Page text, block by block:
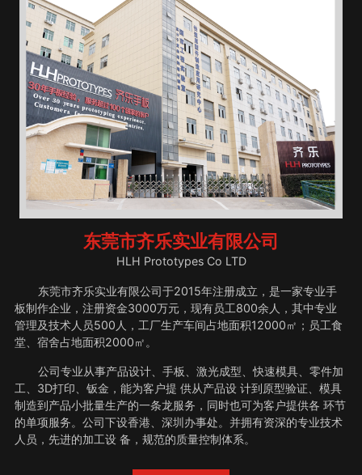
东莞市齐乐实业有限公司
HLH Prototypes Co LTD
东莞市齐乐实业有限公司于2015年注册成立，是一家专业手
板制作企业，注册资金3000万元，现有员工800余人，其中专业
管理及技术人员500人，工厂生产车间占地面积12000㎡；员工食
堂、宿舍占地面积2000㎡。
公司专业从事产品设计、手板、激光成型、快速模具、零件加
工、3D打印、钣金，能为客户提 供从产品设 计到原型验证、模具
制造到产品小批量生产的一条龙服务，同时也可为客户提供各 环节
的单项服务。公司下设香港、深圳办事处。并拥有资深的专业技术
人员，先进的加工设 备，规范的质量控制体系。